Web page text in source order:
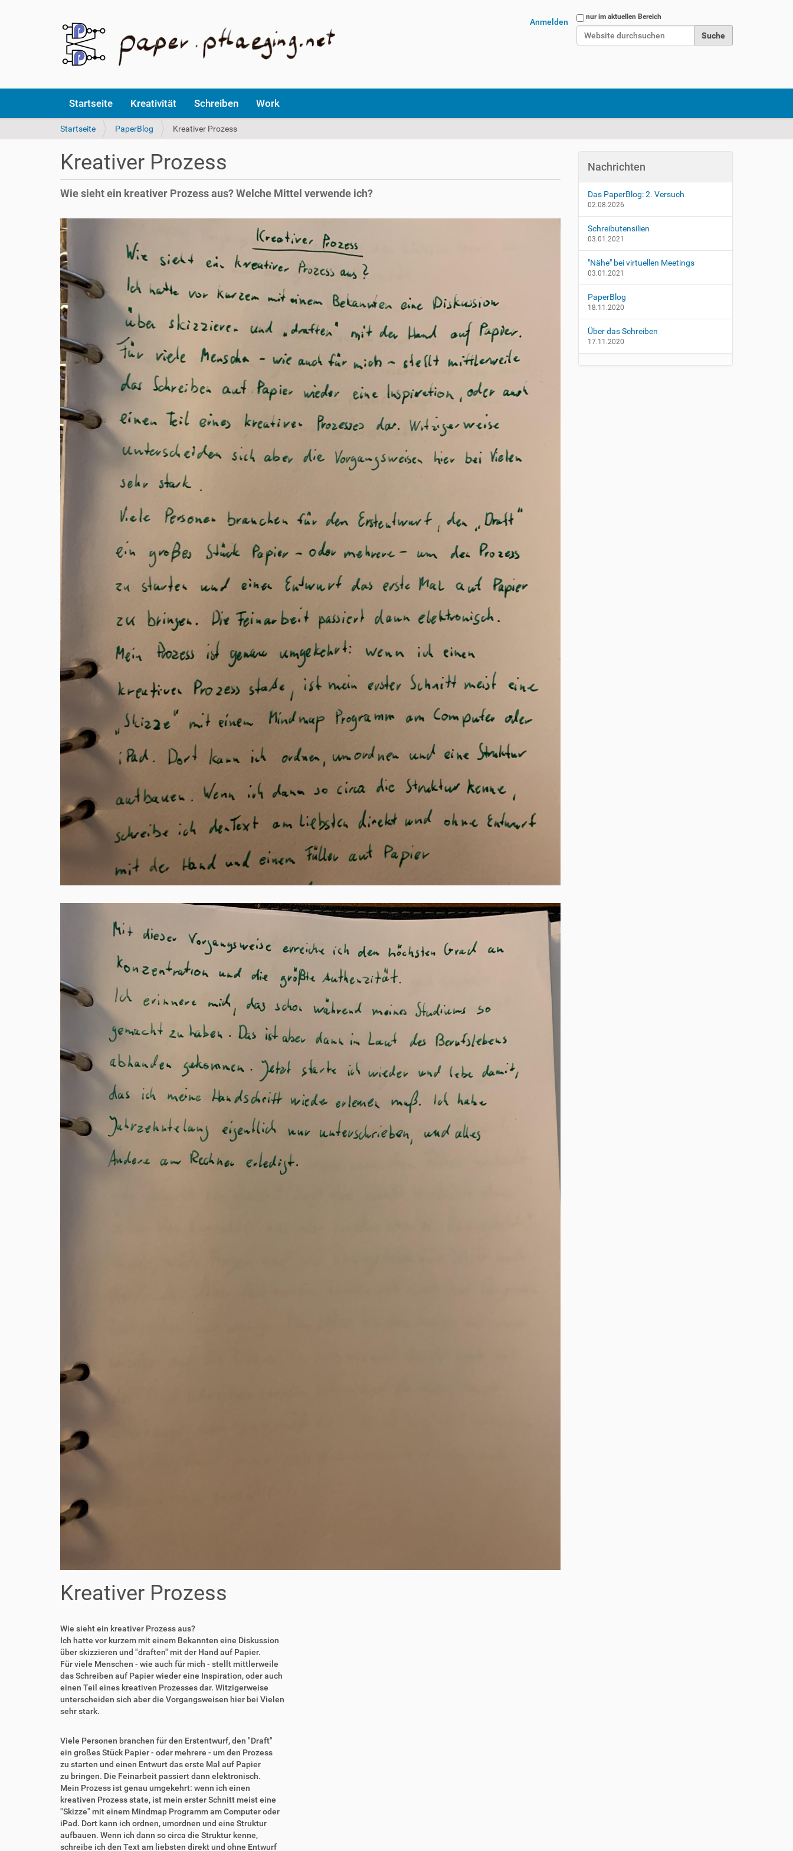
Website durchsuchen
nur im aktuellen Bereich
Anmelden
Startseite Kreativität Schreiben Work
S
d
i
e
r
Startseite PaperBlog Kreativer Prozess
Kreativer Prozess
Wie sieht ein kreativer Prozess aus? Welche Mittel verwende ich?
Kreativer Prozess
Wie sieht ein kreativer Prozess aus?
Ich hatte vor kurzem mit einem Bekannten eine Diskussion
über skizzieren und "draften" mit der Hand auf Papier.
Für viele Menschen - wie auch für mich - stellt mittlerweile
das Schreiben auf Papier wieder eine Inspiration, oder auch
einen Teil eines kreativen Prozesses dar. Witzigerweise
unterscheiden sich aber die Vorgangsweisen hier bei Vielen
sehr stark.
Viele Personen branchen für den Erstentwurf, den "Draft"
ein großes Stück Papier - oder mehrere - um den Prozess
zu starten und einen Entwurt das erste Mal auf Papier
zu bringen. Die Feinarbeit passiert dann elektronisch.
Mein Prozess ist genau umgekehrt: wenn ich einen
kreativen Prozess state, ist mein erster Schnitt meist eine
"Skizze" mit einem Mindmap Programm am Computer oder
iPad. Dort kann ich ordnen, umordnen und eine Struktur
aufbauen. Wenn ich dann so circa die Struktur kenne,
schreibe ich den Text am liebsten direkt und ohne Entwurf
Nachrichten
Das PaperBlog: 2. Versuch
02.08.2026
Schreibutensilien
03.01.2021
"Nähe" bei virtuellen Meetings
03.01.2021
PaperBlog
18.11.2020
Über das Schreiben
17.11.2020